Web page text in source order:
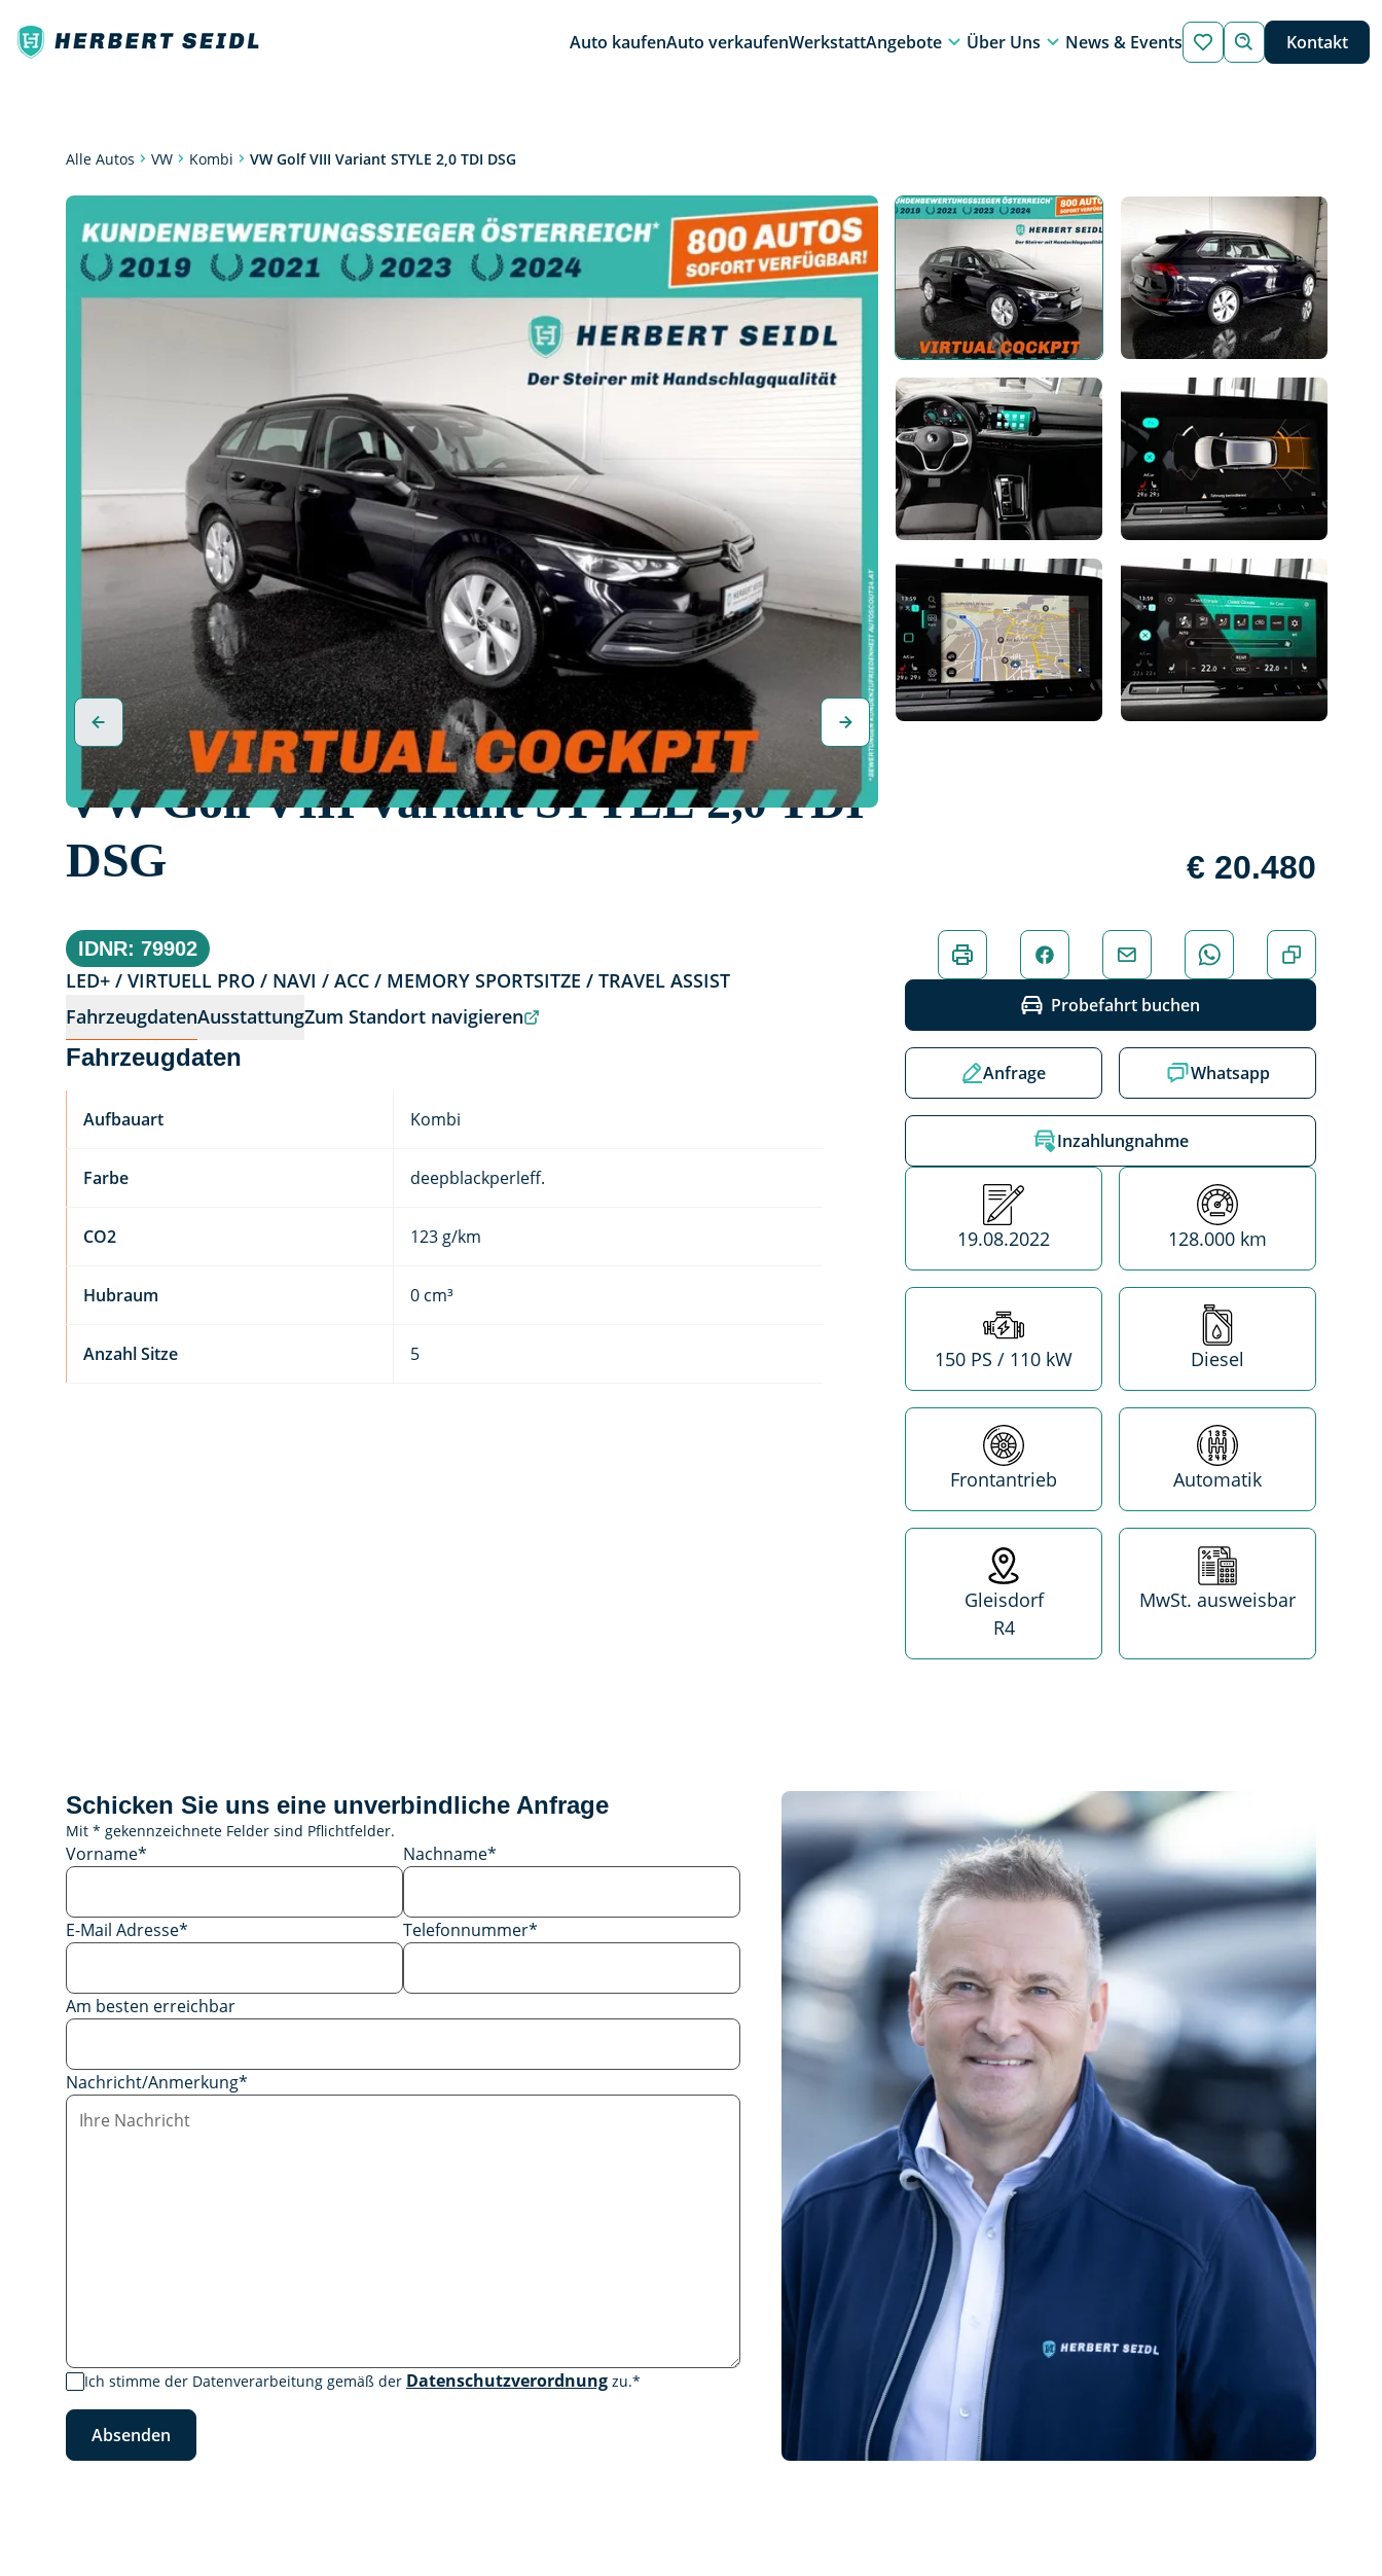
Auto kaufenAuto verkaufenWerkstattAngebote Über Uns News & Events Kontakt
Alle Autos VW Kombi VW Golf VIII Variant STYLE 2,0 TDI DSG
VW Golf VIII Variant STYLE 2,0 TDI
DSG
€ 20.480
IDNR: 79902
LED+ / VIRTUELL PRO / NAVI / ACC / MEMORY SPORTSITZE / TRAVEL ASSIST
FahrzeugdatenAusstattungZum Standort navigieren
Fahrzeugdaten
Aufbauart Kombi
Farbe deepblackperleff.
CO2 123 g/km
Hubraum 0 cm³
Anzahl Sitze 5
Probefahrt buchen
Anfrage Whatsapp
Inzahlungnahme
Erstzulassung
19.08.2022
Kilometerstand
128.000 km
Leistung
150 PS / 110 kW
Treibstoff
Diesel
Antrieb
Frontantrieb
Getriebe
Automatik
Standort
Gleisdorf
R4
MwSt. absetzbar
MwSt. ausweisbar
Schicken Sie uns eine unverbindliche Anfrage
Mit * gekennzeichnete Felder sind Pflichtfelder.
Vorname* Nachname*
E-Mail Adresse* Telefonnummer*
Am besten erreichbar
Nachricht/Anmerkung*
Ich stimme der Datenverarbeitung gemäß der Datenschutzverordnung zu.*
Absenden